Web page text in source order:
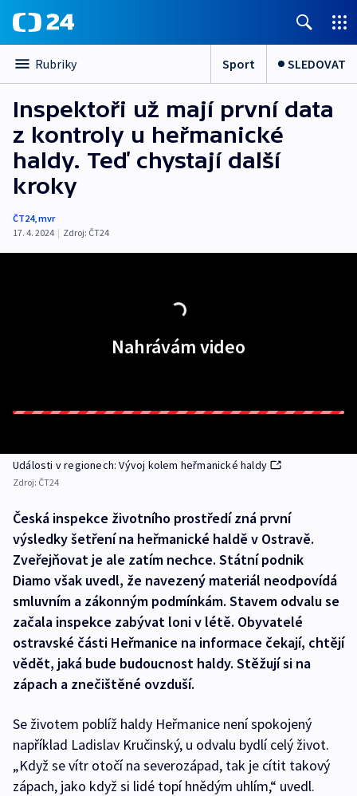
Rubriky Sport SLEDOVAT
Inspektoři už mají první data
z kontroly u heřmanické
haldy. Teď chystají další
kroky
ČT24,mvr
17. 4. 2024 | Zdroj: ČT24
Nahrávám video
Události v regionech: Vývoj kolem heřmanické haldy
Zdroj: ČT24
Česká inspekce životního prostředí zná první
výsledky šetření na heřmanické haldě v Ostravě.
Zveřejňovat je ale zatím nechce. Státní podnik
Diamo však uvedl, že navezený materiál neodpovídá
smluvním a zákonným podmínkám. Stavem odvalu se
začala inspekce zabývat loni v létě. Obyvatelé
ostravské části Heřmanice na informace čekají, chtějí
vědět, jaká bude budoucnost haldy. Stěžují si na
zápach a znečištěné ovzduší.
Se životem poblíž haldy Heřmanice není spokojený
například Ladislav Kručinský, u odvalu bydlí celý život.
„Když se vítr otočí na severozápad, tak je cítit takový
zápach, jako když si lidé topí hnědým uhlím,“ uvedl.